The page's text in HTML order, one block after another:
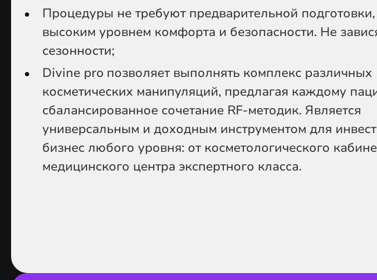
Процедуры не требуют предварительной
высоким уровнем комфорта и безопасности. Не
сезонности;
Divine pro позволяет выполнять комплекс различных
косметических манипуляций, предлагая каждому
сбалансированное сочетание RF-методик. Является
универсальным и доходным инструментом для
бизнес любого уровня: от косметологического
медицинского центра экспертного класса.